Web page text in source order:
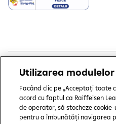
Copyright © 2006 - 2026 by Raiffeisen
Termeni și condiții
Politică de utilizare cookies
Utilizarea
Facând clic pe „Acceptați toate
acord cu faptul ca Raiffeisen
de operator, să stocheze
pentru a îmbunătăți navigarea